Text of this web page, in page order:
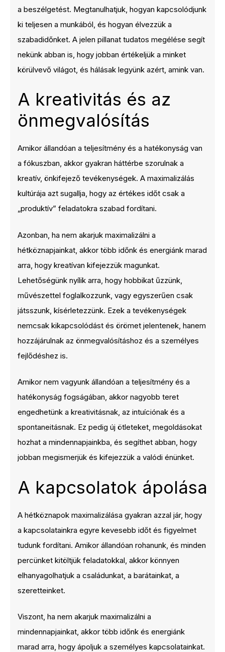
a beszélgetést. Megtanulhatjuk, hogyan kapcsolódjunk
ki teljesen a munkából, és hogyan élvezzük a
szabadidőnket. A jelen pillanat tudatos megélése segít
nekünk abban is, hogy jobban értékeljük a minket
körülvevő világot, és hálásak legyünk azért, amink van.
A kreativitás és az
önmegvalósítás
Amikor állandóan a teljesítmény és a hatékonyság van
a fókuszban, akkor gyakran háttérbe szorulnak a
kreatív, önkifejező tevékenységek. A maximalizálás
kultúrája azt sugallja, hogy az értékes időt csak a
„produktív” feladatokra szabad fordítani.
Azonban, ha nem akarjuk maximalizálni a
hétköznapjainkat, akkor több időnk és energiánk marad
arra, hogy kreatívan kifejezzük magunkat.
Lehetőségünk nyílik arra, hogy hobbikat űzzünk,
művészettel foglalkozzunk, vagy egyszerűen csak
játsszunk, kísérletezzünk. Ezek a tevékenységek
nemcsak kikapcsolódást és örömet jelentenek, hanem
hozzájárulnak az önmegvalósításhoz és a személyes
fejlődéshez is.
Amikor nem vagyunk állandóan a teljesítmény és a
hatékonyság fogságában, akkor nagyobb teret
engedhetünk a kreativitásnak, az intuíciónak és a
spontaneitásnak. Ez pedig új ötleteket, megoldásokat
hozhat a mindennapjainkba, és segíthet abban, hogy
jobban megismerjük és kifejezzük a valódi énünket.
A kapcsolatok ápolása
A hétköznapok maximalizálása gyakran azzal jár, hogy
a kapcsolatainkra egyre kevesebb időt és figyelmet
tudunk fordítani. Amikor állandóan rohanunk, és minden
percünket kitöltjük feladatokkal, akkor könnyen
elhanyagolhatjuk a családunkat, a barátainkat, a
szeretteinket.
Viszont, ha nem akarjuk maximalizálni a
mindennapjainkat, akkor több időnk és energiánk
marad arra, hogy ápoljuk a személyes kapcsolatainkat.